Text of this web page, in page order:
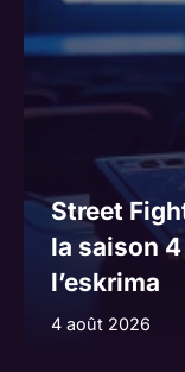
Street
la saison
l’eskrima
4 août 2026